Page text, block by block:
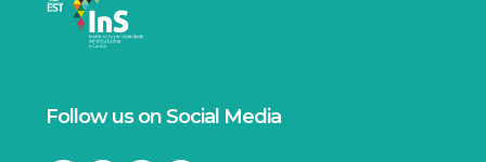
Follow us on Social Media